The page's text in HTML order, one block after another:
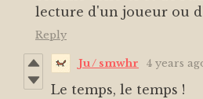
lecture d'un joueur ou
Reply
Ju / smwhr 4 years
Le temps, le temps !